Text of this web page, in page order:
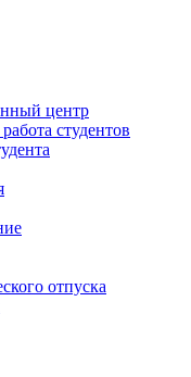
центр
студентов
отпуска